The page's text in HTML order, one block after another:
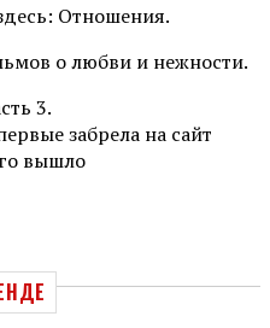
Отношения.
о любви и нежности.
3.
забрела на сайт
вышло